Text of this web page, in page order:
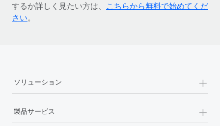
するか詳しく見たい方は、 こちらから無料で始めてくだ
さい。
ソリューション +
製品サービス +